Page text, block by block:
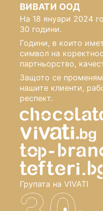
ВИВАТИ ООД
На 18 януари 2024
30 години.
Години, в които
символ на
партньорство,
Защото се
нашите клиенти,
респект.
Групата на VIVATI